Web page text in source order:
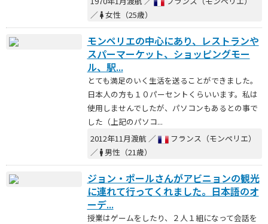
／ 女性（25歳）
モンペリエの中心にあり、レストランや
スパーマーケット、ショッピングモー
ル、駅...
とても満足のいく生活を送ることができました。
日本人の方も１０パーセントくらいいます。私は
使用しませんでしたが、パソコンもあるとの事で
した（上記のパソコ...
2012年11月渡航 ／
フランス（モンペリエ）
／ 男性（21歳）
ジョン・ポールさんがアビニョンの観光
に連れて行ってくれました。日本語のオ
ーデ...
授業はゲームをしたり、２人１組になって会話を